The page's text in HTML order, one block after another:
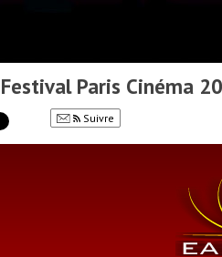
Paris Cinéma
Suivre